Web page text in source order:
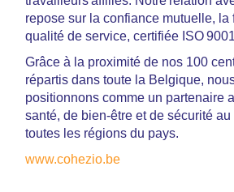
repose sur la confiance mutuelle, la
qualité de service, certifiée ISO
Grâce à la proximité de nos 100
répartis dans toute la Belgique,
positionnons comme un partenaire
santé, de bien-être et de sécurité
toutes les régions du pays.
www.cohezio.be